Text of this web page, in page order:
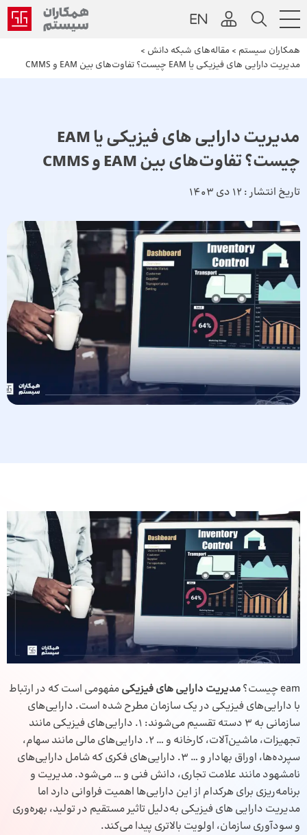
همکاران سیستم > مقاله‌های شبکه دانش >
مدیریت دارایی‌ های فیزیکی یا EAM چیست؟ تفاوت‌های بین EAM و CMMS
مدیریت دارایی‌ های فیزیکی یا EAM
چیست؟ تفاوت‌های بین EAM و CMMS
تاریخ انتشار : 12 دی 1403
eam چیست؟ مدیریت دارایی‌ های فیزیکیمفهومی است که در ارتباط
با دارایی‌های فیزیکی در یک سازمان مطرح شده است. دارایی‌های
سازمانی به 3 دسته تقسیم می‌شوند: 1. دارایی‌های فیزیکی مانند
تجهیزات، ماشین‌آلات، کارخانه و … 2. دارایی‌های مالی مانند سهام،
سپرده‌ها، اوراق بهادار و … 3. دارایی‌های فکری که شامل دارایی‌های
نامشهود مانند علامت تجاری، دانش فنی و … می‌شود. مدیریت و
برنامه‌ریزی برای هرکدام از این دارایی‌ها اهمیت فراوانی دارد اما
مدیریت دارایی‌ های فیزیکی به‌دلیل تاثیر مستقیم در تولید، بهره‌وری
و سودآوری سازمان، اولویت بالاتری پیدا می‌کند.